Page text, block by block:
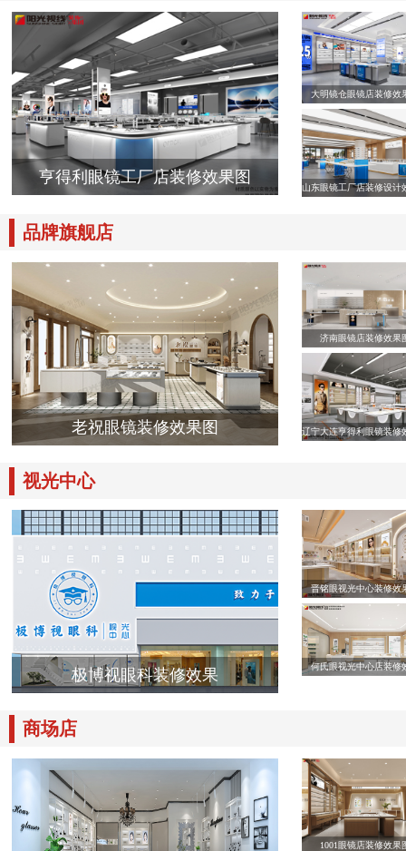
亨得利眼镜工厂店装修效果图
大明镜仓眼镜店装修效
山东眼镜工厂店装修设计
品牌旗舰店
老祝眼镜装修效果图
济南眼镜店装修效果
辽宁大连亨得利眼镜装修
视光中心
极博视眼科装修效果
晋铭眼视光中心装修效
何氏眼视光中心店装修
商场店
1001眼镜店装修效果